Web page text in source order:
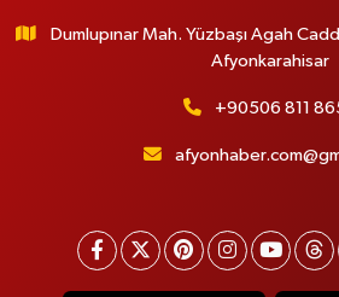
Dumlupınar Mah. Yüzbaşı Agah
Afyonkarahisar
+90506 811